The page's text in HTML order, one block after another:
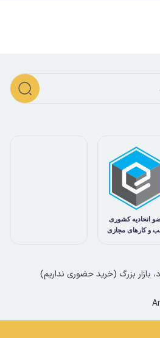
بازار بزرگ (خرید حضوری نداریم)